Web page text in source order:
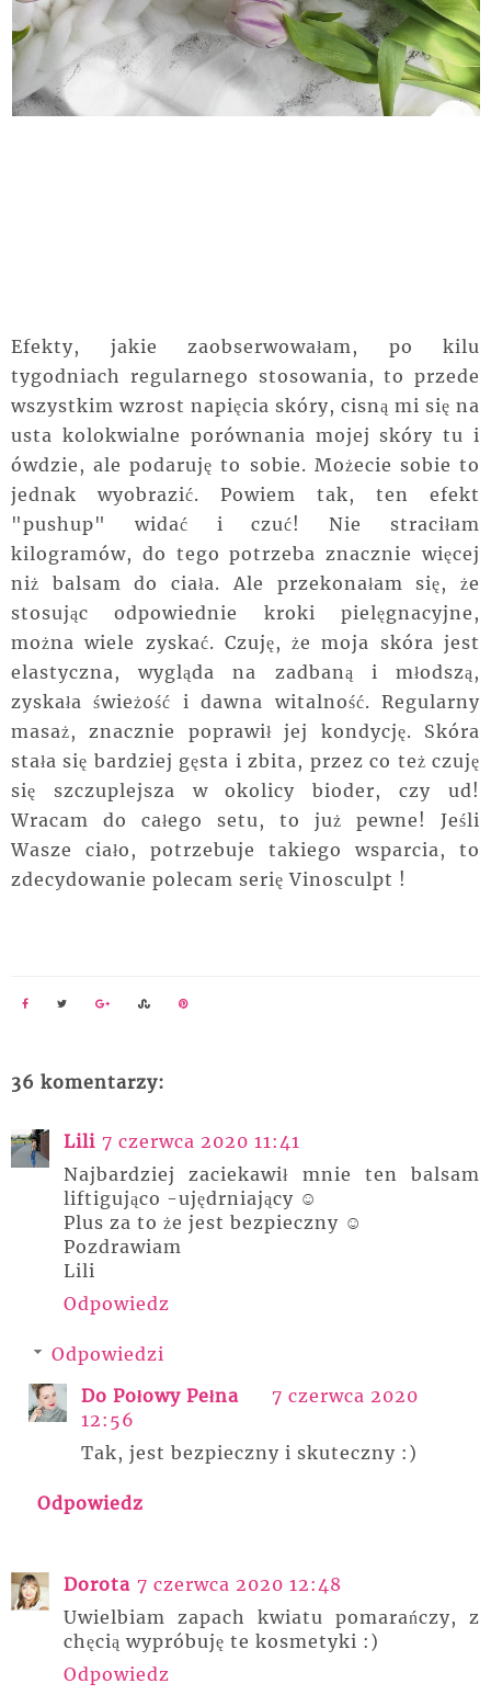
Efekty, jakie zaobserwowałam, po kilu
tygodniach regularnego stosowania, to przede
wszystkim wzrost napięcia skóry, cisną mi się na
usta kolokwialne porównania mojej skóry tu i
ówdzie, ale podaruję to sobie. Możecie sobie to
jednak wyobrazić. Powiem tak, ten efekt
"pushup" widać i czuć! Nie straciłam
kilogramów, do tego potrzeba znacznie więcej
niż balsam do ciała. Ale przekonałam się, że
stosując odpowiednie kroki pielęgnacyjne,
można wiele zyskać. Czuję, że moja skóra jest
elastyczna, wygląda na zadbaną i młodszą,
zyskała świeżość i dawna witalność. Regularny
masaż, znacznie poprawił jej kondycję. Skóra
stała się bardziej gęsta i zbita, przez co też czuję
się szczuplejsza w okolicy bioder, czy ud!
Wracam do całego setu, to już pewne! Jeśli
Wasze ciało, potrzebuje takiego wsparcia, to
zdecydowanie polecam serię Vinosculpt !
36 komentarzy:
Lili 7 czerwca 2020 11:41
Najbardziej zaciekawił mnie ten balsam
liftigująco -ujędrniający ☺
Plus za to że jest bezpieczny ☺
Pozdrawiam
Lili
Odpowiedz
Odpowiedzi
Do Połowy Pełna
7 czerwca 2020
12:56
Tak, jest bezpieczny i skuteczny :)
Odpowiedz
Dorota 7 czerwca 2020 12:48
Uwielbiam zapach kwiatu pomarańczy, z
chęcią wypróbuję te kosmetyki :)
Odpowiedz